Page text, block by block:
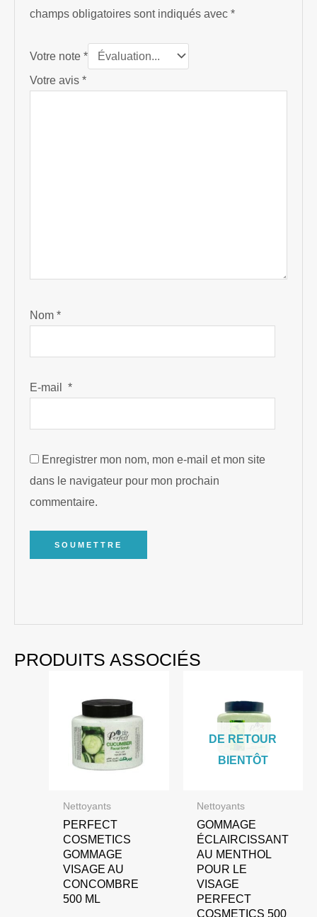
champs obligatoires sont indiqués avec*
Votre note*
Votre avis*
Nom*
E-mail*
Enregistrer mon nom, mon e-mail et mon site
dans le navigateur pour mon prochain
commentaire.
PRODUITS ASSOCIÉS
Nettoyants
PERFECT
COSMETICS
GOMMAGE
VISAGE AU
CONCOMBRE
500 ML
DE RETOUR
BIENTÔT
Nettoyants
GOMMAGE
ÉCLAIRCISSANT
AU MENTHOL
POUR LE
VISAGE
PERFECT
COSMETICS 500